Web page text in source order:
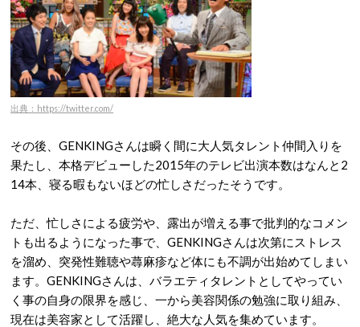
出典：https://twitter.com/
その後、GENKINGさんは瞬く間に大人気タレント仲間入りを
果たし、本格デビューした2015年のテレビ出演本数はなんと2
14本、寝る暇もないほどの忙しさだったそうです。
ただ、忙しさによる疲労や、露出が増える事で批判的なコメン
トも出るようになった事で、GENKINGさんは次第にストレス
を溜め、突発性難聴や蕁麻疹など体にも不調が出始めてしまい
ます。GENKINGさんは、バラエティタレントとしてやってい
く事の自身の限界を感じ、一から美容関係の勉強に取り組み、
現在は美容家として活躍し、絶大な人気を集めています。